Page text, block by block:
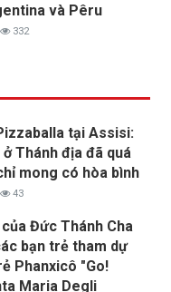
và Pêru
332
tại Assisi:
Thánh địa đã quá
mong có hòa bình
43
Đức Thánh Cha
bạn trẻ tham dự
Phanxicô "Go!
Maria Degli